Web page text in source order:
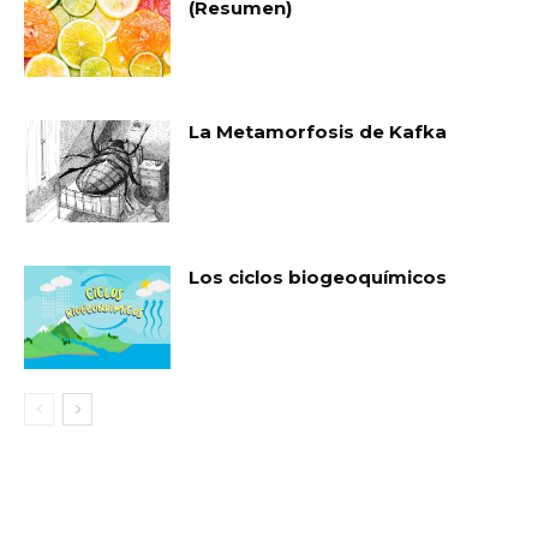
(Resumen)
La Metamorfosis de Kafka
Los ciclos biogeoquímicos